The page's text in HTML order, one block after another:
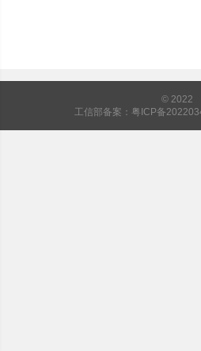
© 2022
工信部备案：粤ICP备